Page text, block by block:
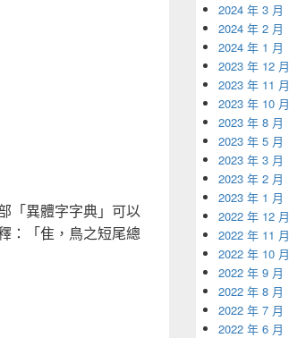
「異體字字典」可以
：「隹，鳥之短尾總
2024 年 3 月
2024 年 2 月
2024 年 1 月
2023 年 12 月
2023 年 11 月
2023 年 10 月
2023 年 8 月
2023 年 5 月
2023 年 3 月
2023 年 2 月
2023 年 1 月
2022 年 12 月
2022 年 11 月
2022 年 10 月
2022 年 9 月
2022 年 8 月
2022 年 7 月
2022 年 6 月